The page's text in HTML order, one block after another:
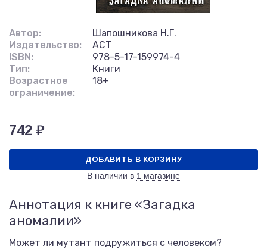
Автор:
Шапошникова Н.Г.
Издательство:
АСТ
ISBN:
978-5-17-159974-4
Тип:
Книги
Возрастное
ограничение:
18+
742 ₽
ДОБАВИТЬ В КОРЗИНУ
В наличии в 1 магазине
Аннотация к книге «Загадка
аномалии»
Может ли мутант подружиться с человеком?